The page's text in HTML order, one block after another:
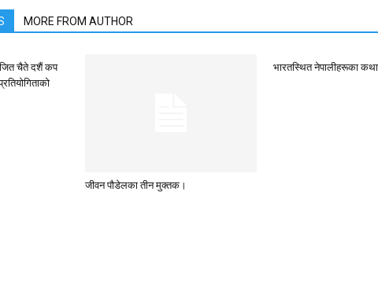
MORE FROM AUTHOR
चैते दशैं कप
जीवन पौडेलका तीन मुक्तक।
भारतस्थित नेपालीहरूका कथा